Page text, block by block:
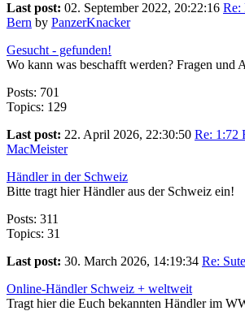
Last post: 02. September 2022, 20:22:16 Re:
Bern by PanzerKnacker
Gesucht - gefunden!
Wo kann was beschafft werden? Fragen und
Posts: 701
Topics: 129
Last post: 22. April 2026, 22:30:50 Re: 1:72
MacMeister
Händler in der Schweiz
Bitte tragt hier Händler aus der Schweiz ein!
Posts: 311
Topics: 31
Last post: 30. March 2026, 14:19:34 Re:
Online-Händler Schweiz + weltweit
Tragt hier die Euch bekannten Händler im